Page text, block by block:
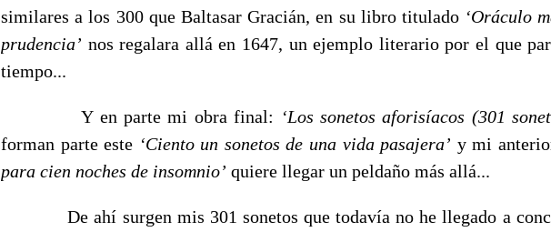
similares a los 300 que Baltasar Gracián, en su libro titulado ‘Oráculo
prudencia’ nos regalara allá en 1647, un ejemplo literario por el que
tiempo...
Y en parte mi obra final: ‘Los sonetos aforisíacos (301
forman parte este ‘Ciento un sonetos de una vida pasajera’ y mi
para cien noches de insomnio’ quiere llegar un peldaño más allá...
De ahí surgen mis 301 sonetos que todavía no he llegado a